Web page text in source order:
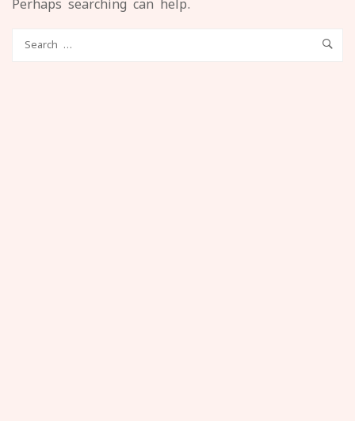
Perhaps searching can help.